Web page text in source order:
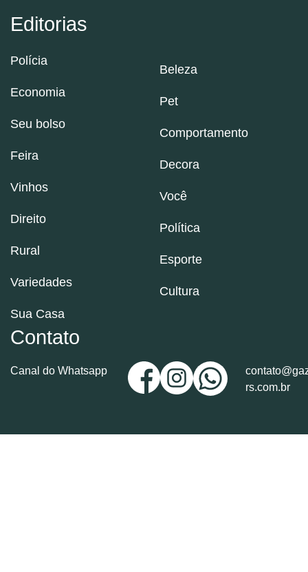
Editorias
Polícia
Economia
Seu bolso
Feira
Vinhos
Direito
Rural
Variedades
Sua Casa
Beleza
Pet
Comportamento
Decora
Você
Política
Esporte
Cultura
Contato
Canal do Whatsapp
rs.com.br